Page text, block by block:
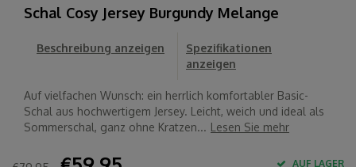
Schal Cosy Jersey Burgundy Melange
Beschreibung anzeigen
Spezifikationen
anzeigen
Auf vielfachen Wunsch: ein herrlich komfortabler Basic-
Schal aus hochwertigem Jersey. Leicht, weich und ideal als
Sommerschal, ganz ohne Kratzen... Lesen Sie mehr
AUF LAGER